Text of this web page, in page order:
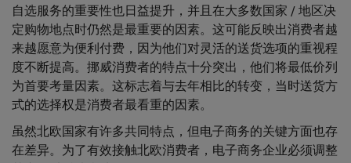
自选服务的重要性也日益提升，并且在大多数国家 / 地区决
定购物地点时仍然是最重要的因素。这可能反映出消费者越
来越愿意为便利付费，因为他们对灵活的送货选项的重视程
度不断提高。挪威消费者的特点十分突出，他们将最低价列
为首要考量因素。这标志着与去年相比的转变，当时送货方
式的选择权是消费者最看重的因素。
虽然北欧国家有许多共同特点，但电子商务的关键方面也存
在差异。为了有效接触北欧消费者，电子商务企业必须调整